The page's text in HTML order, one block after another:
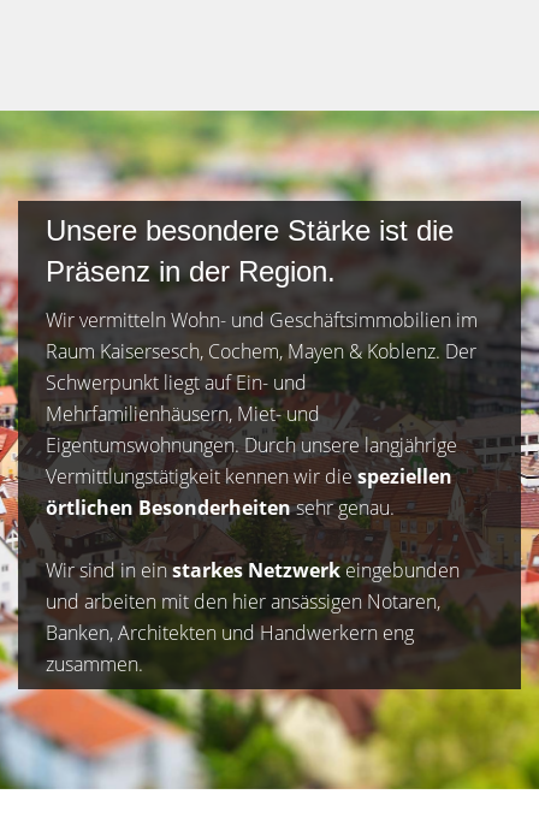
Unsere besondere Stärke ist die
Präsenz in der Region.
Wir vermitteln Wohn- und Geschäftsimmobilien im
Raum Kaisersesch, Cochem, Mayen & Koblenz. Der
Schwerpunkt liegt auf Ein- und
Mehrfamilienhäusern, Miet- und
Eigentumswohnungen. Durch unsere langjährige
Vermittlungstätigkeit kennen wir diespeziellen
örtlichen Besonderheitensehr genau.
Wir sind in einstarkes Netzwerkeingebunden
und arbeiten mit den hier ansässigen Notaren,
Banken, Architekten und Handwerkern eng
zusammen.